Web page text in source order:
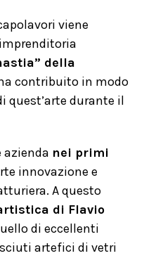
viene
della
contribuito in modo
quest’arte durante il
nei primi
innovazione e
A questo
di Flavio
di eccellenti
artefici di vetri